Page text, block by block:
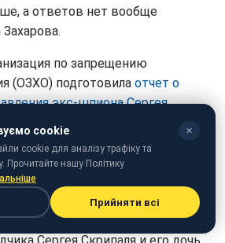
а ответов нет вообще
по запрещению
(ОЗХО) подготовила отчет о
экс-шпиона Сергея
Юлии.
что спецслужбы
вычислить место
российской лаборатории,
нервно-паралитическое
которой отравили бывшего
cookie ✕
cookie для аналізу трафіку та
Прочитайте нашу Політику
Прийняти всі